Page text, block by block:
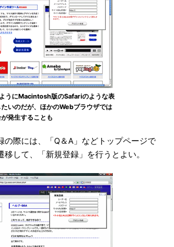
うにMacintosh版のSafariのような表
いのだが、ほかのWebブラウザでは
発生することも
際には、「Q＆A」などトップページで
移して、「新規登録」を行うとよい。